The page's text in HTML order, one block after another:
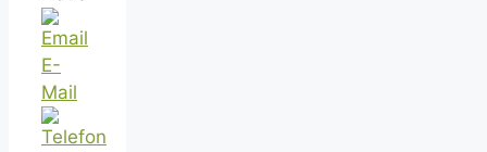
E-
Mail